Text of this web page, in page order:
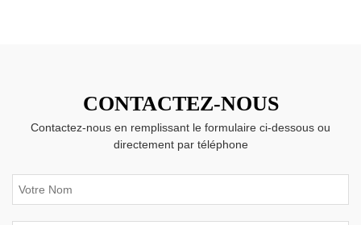
CONTACTEZ-NOUS
Contactez-nous en remplissant le formulaire ci-dessous ou
directement par téléphone